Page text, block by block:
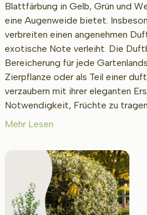
Blattfärbung in Gelb, Grün und
eine Augenweide bietet.
verbreiten einen angenehmen
exotische Note verleiht. Die
Bereicherung für jede
Zierpflanze oder als Teil einer
verzaubern mit ihrer eleganten
Notwendigkeit, Früchte zu
Mehr Lesen